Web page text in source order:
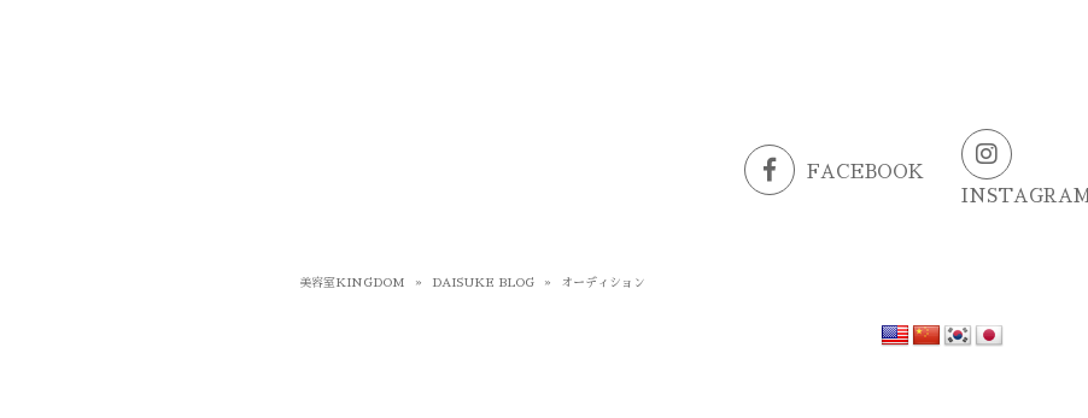
FACEBOOK
INSTAGRAM
美容室KINGDOM » DAISUKE BLOG » オーディション